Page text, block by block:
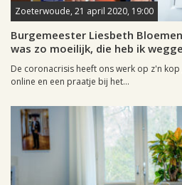
Zoeterwoude, 21 april 2020, 19:00
Burgemeester Liesbeth
was zo moeilijk, die heb ik
De coronacrisis heeft ons werk op z'n
online en een praatje bij het...